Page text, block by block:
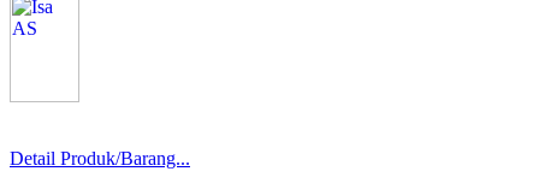
Detail Produk/Barang...